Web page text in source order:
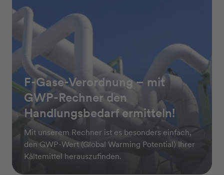
F-Gase-Verordnung – mit
GWP-Rechner den
Handlungsbedarf ermitteln!
Mit unserem Rechner ist es besonders einfach,
den GWP-Wert (Global Warming Potential) Ihrer
Kältemittel herauszufinden.